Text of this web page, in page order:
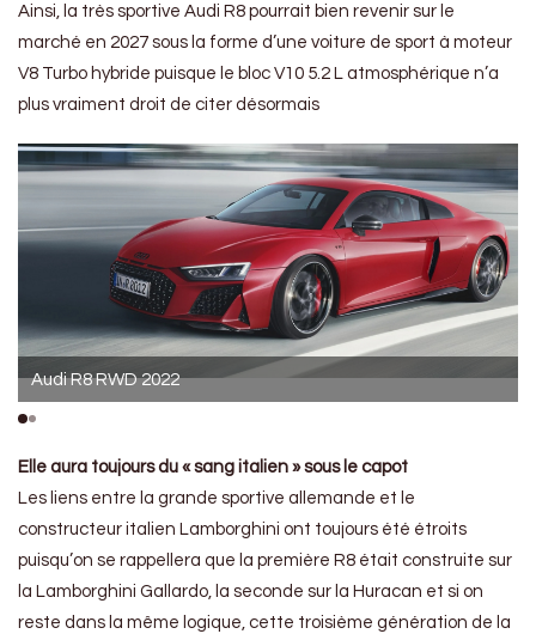
Ainsi, la très sportive Audi R8 pourrait bien revenir sur le
marché en 2027 sous la forme d’une voiture de sport à moteur
V8 Turbo hybride puisque le bloc V10 5.2 L atmosphérique n’a
plus vraiment droit de citer désormais
Audi R8 RWD 2022
Elle aura toujours du « sang italien » sous le capot
Les liens entre la grande sportive allemande et le
constructeur italien Lamborghini ont toujours été étroits
puisqu’on se rappellera que la première R8 était construite sur
la Lamborghini Gallardo, la seconde sur la Huracan et si on
reste dans la même logique, cette troisième génération de la